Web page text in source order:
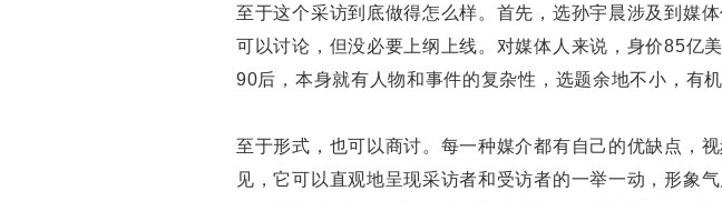
至于这个采访到底做得怎么样。首先，选孙宇晨涉及到媒
可以讨论，但没必要上纲上线。对媒体人来说，身价85亿
90后，本身就有人物和事件的复杂性，选题余地不小，有
至于形式，也可以商讨。每一种媒介都有自己的优缺点，
见，它可以直观地呈现采访者和受访者的一举一动，形象